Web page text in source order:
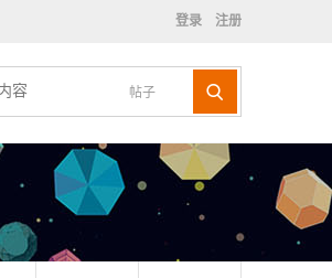
登录 注册
帖子